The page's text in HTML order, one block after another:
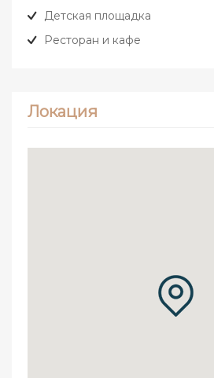
Детская площадка
Ресторан и кафе
Локация